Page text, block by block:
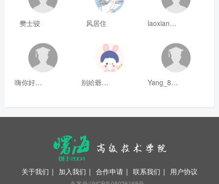
樊士骏 风居住 laoxianrou
嗨你好8mm 别給爺装纯 Yang_811
关于我们 | 加入我们 | 合作申请 | 联系我们 | 用户协议